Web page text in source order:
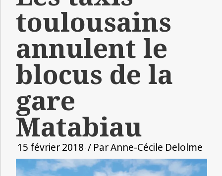
toulousains
annulent le
blocus de la
gare
Matabiau
15 février 2018 / ParAnne-Cécile Delolme